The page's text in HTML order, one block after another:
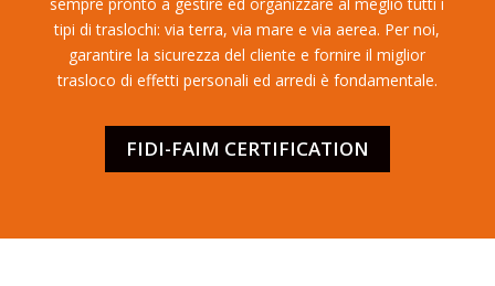
tipi di traslochi: via terra, via mare e via aerea. Per noi,
garantire la sicurezza del cliente e fornire il miglior
trasloco di effetti personali ed arredi è fondamentale.
FIDI-FAIM CERTIFICATION